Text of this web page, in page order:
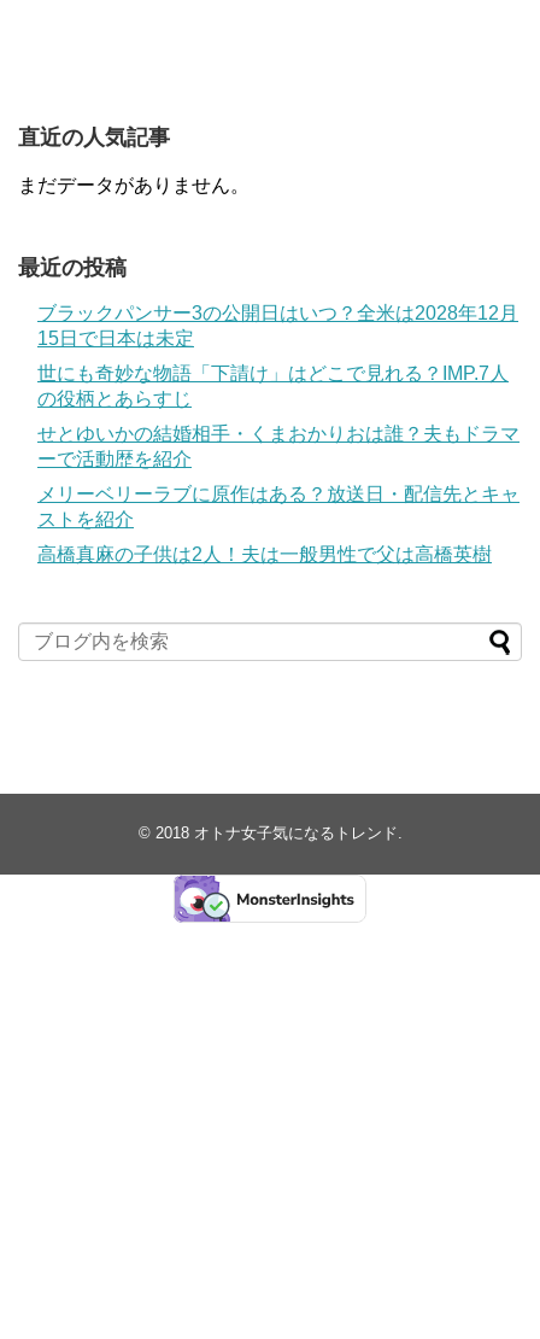
直近の人気記事
まだデータがありません。
最近の投稿
ブラックパンサー3の公開日はいつ？全米は2028年12月
15日で日本は未定
世にも奇妙な物語「下請け」はどこで見れる？IMP.7人
の役柄とあらすじ
せとゆいかの結婚相手・くまおかりおは誰？夫もドラマ
ーで活動歴を紹介
メリーベリーラブに原作はある？放送日・配信先とキャ
ストを紹介
高橋真麻の子供は2人！夫は一般男性で父は高橋英樹
© 2018 オトナ女子気になるトレンド.